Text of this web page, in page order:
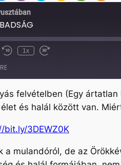
Unmute
Rewind
1x
Fast
felvételben (Egy
és halál között van.
bit.ly/3DEWZ0K
a mulandóról, de az